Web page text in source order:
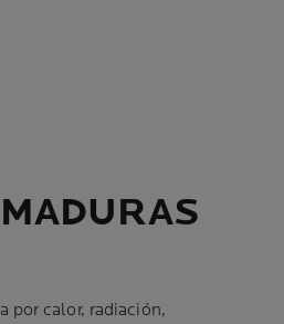
por calor, radiación,